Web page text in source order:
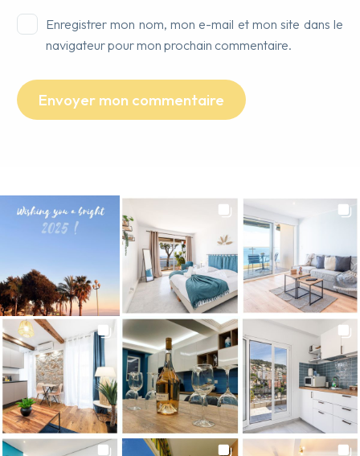
Enregistrer mon nom, mon e-mail et mon site dans le
navigateur pour mon prochain commentaire.
Envoyer mon commentaire